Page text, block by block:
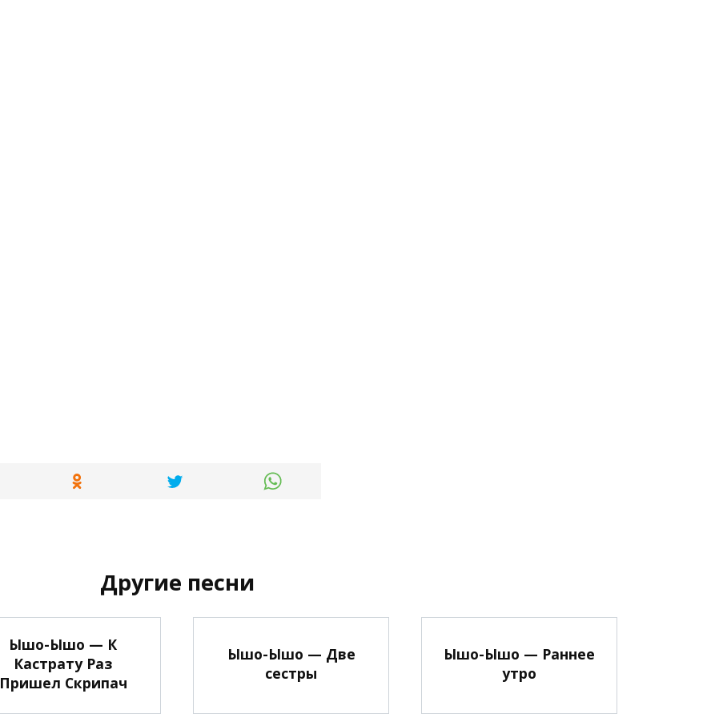
Другие песни
Ышо-Ышо — К
Кастрату Раз
Пришел Скрипач
Ышо-Ышо — Две
сестры
Ышо-Ышо — Раннее
утро